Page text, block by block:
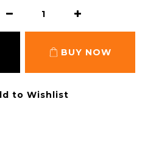
BUY NOW
to Wishlist